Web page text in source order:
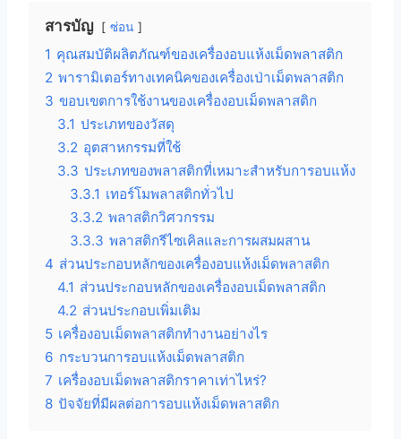
สารบัญ ซ่อน
1 คุณสมบัติผลิตภัณฑ์ของเครื่องอบแห้งเม็ดพลาสติก
2 พารามิเตอร์ทางเทคนิคของเครื่องเป่าเม็ดพลาสติก
3 ขอบเขตการใช้งานของเครื่องอบเม็ดพลาสติก
3.1 ประเภทของวัสดุ
3.2 อุตสาหกรรมที่ใช้
3.3 ประเภทของพลาสติกที่เหมาะสำหรับการอบแห้ง
3.3.1 เทอร์โมพลาสติกทั่วไป
3.3.2 พลาสติกวิศวกรรม
3.3.3 พลาสติกรีไซเคิลและการผสมผสาน
4 ส่วนประกอบหลักของเครื่องอบแห้งเม็ดพลาสติก
4.1 ส่วนประกอบหลักของเครื่องอบเม็ดพลาสติก
4.2 ส่วนประกอบเพิ่มเติม
5 เครื่องอบเม็ดพลาสติกทำงานอย่างไร
6 กระบวนการอบแห้งเม็ดพลาสติก
7 เครื่องอบเม็ดพลาสติกราคาเท่าไหร่?
8 ปัจจัยที่มีผลต่อการอบแห้งเม็ดพลาสติก